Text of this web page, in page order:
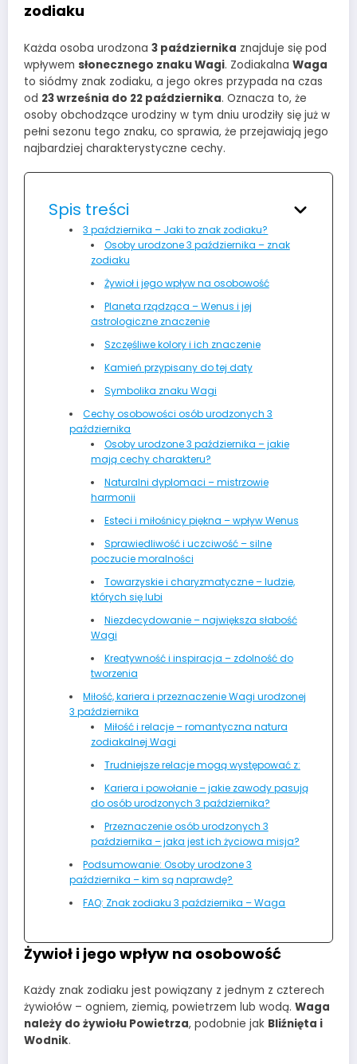
zodiaku
Każda osoba urodzona 3 października znajduje się pod
wpływem słonecznego znaku Wagi. Zodiakalna Waga
to siódmy znak zodiaku, a jego okres przypada na czas
od 23 września do 22 października. Oznacza to, że
osoby obchodzące urodziny w tym dniu urodziły się już w
pełni sezonu tego znaku, co sprawia, że przejawiają jego
najbardziej charakterystyczne cechy.
Spis treści
3 października – Jaki to znak zodiaku?
Osoby urodzone 3 października – znak
zodiaku
Żywioł i jego wpływ na osobowość
Planeta rządząca – Wenus i jej
astrologiczne znaczenie
Szczęśliwe kolory i ich znaczenie
Kamień przypisany do tej daty
Symbolika znaku Wagi
Cechy osobowości osób urodzonych 3
października
Osoby urodzone 3 października – jakie
mają cechy charakteru?
Naturalni dyplomaci – mistrzowie
harmonii
Esteci i miłośnicy piękna – wpływ Wenus
Sprawiedliwość i uczciwość – silne
poczucie moralności
Towarzyskie i charyzmatyczne – ludzie,
których się lubi
Niezdecydowanie – największa słabość
Wagi
Kreatywność i inspiracja – zdolność do
tworzenia
Miłość, kariera i przeznaczenie Wagi urodzonej
3 października
Miłość i relacje – romantyczna natura
zodiakalnej Wagi
Trudniejsze relacje mogą występować z:
Kariera i powołanie – jakie zawody pasują
do osób urodzonych 3 października?
Przeznaczenie osób urodzonych 3
października – jaka jest ich życiowa misja?
Podsumowanie: Osoby urodzone 3
października – kim są naprawdę?
FAQ: Znak zodiaku 3 października – Waga
Żywioł i jego wpływ na osobowość
Każdy znak zodiaku jest powiązany z jednym z czterech
żywiołów – ogniem, ziemią, powietrzem lub wodą. Waga
należy do żywiołu Powietrza, podobnie jak Bliźnięta i
Wodnik.